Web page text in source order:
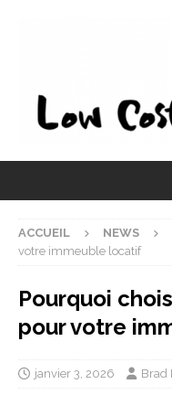
ACCUEIL NEWS
votre immeuble locatif
Pourquoi
pour votre
janvier 3, 2026 Brad